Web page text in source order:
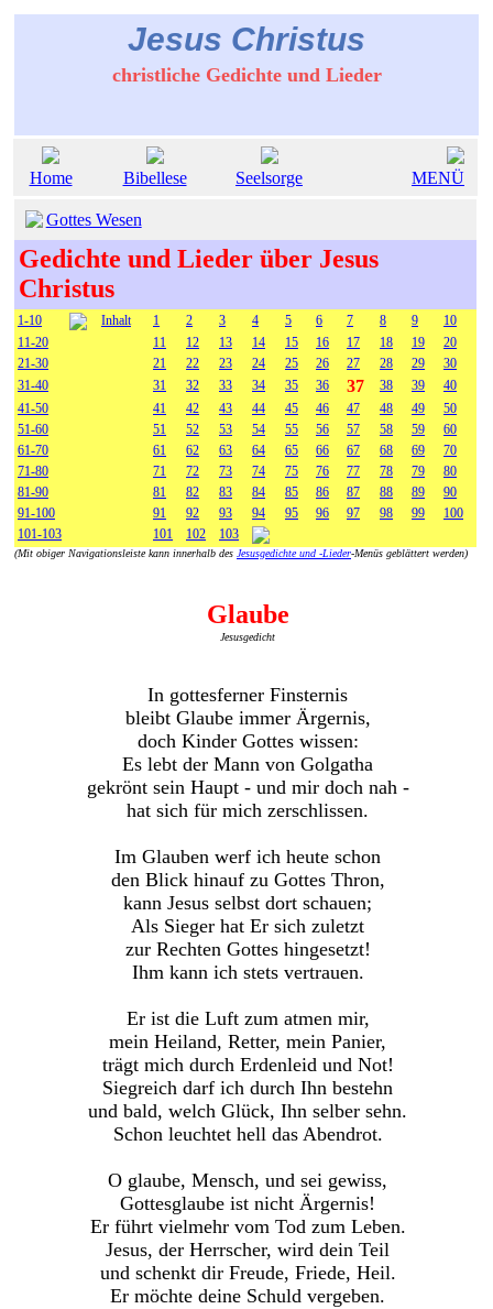
Jesus Christus
christliche Gedichte und Lieder
Home Bibellese Seelsorge MENÜ
Gottes Wesen
Gedichte und Lieder über Jesus
Christus
1-10 Inhalt 1 2 3 4 5 6 7 8 9
10
11-20
11 12 13 14 15 16 17 18 19
20
21-30
21 22 23 24 25 26 27 28 29
30
31-40
31 32 33 34 35 36 37 38 39
40
41-50
41 42 43 44 45 46 47 48 49
50
51-60
51 52 53 54 55 56 57 58 59
60
61-70
61 62 63 64 65 66 67 68 69
70
71-80
71 72 73 74 75 76 77 78 79
80
81-90
81 82 83 84 85 86 87 88 89
90
91-100
91 92 93 94 95 96 97 98 99
100
101-103
101 102 103
(Mit obiger Navigationsleiste kann innerhalb des Jesusgedichte und -Lieder-Menüs geblättert werden)
Glaube
Jesusgedicht
In gottesferner Finsternis
bleibt Glaube immer Ärgernis,
doch Kinder Gottes wissen:
Es lebt der Mann von Golgatha
gekrönt sein Haupt - und mir doch nah -
hat sich für mich zerschlissen.
Im Glauben werf ich heute schon
den Blick hinauf zu Gottes Thron,
kann Jesus selbst dort schauen;
Als Sieger hat Er sich zuletzt
zur Rechten Gottes hingesetzt!
Ihm kann ich stets vertrauen.
Er ist die Luft zum atmen mir,
mein Heiland, Retter, mein Panier,
trägt mich durch Erdenleid und Not!
Siegreich darf ich durch Ihn bestehn
und bald, welch Glück, Ihn selber sehn.
Schon leuchtet hell das Abendrot.
O glaube, Mensch, und sei gewiss,
Gottesglaube ist nicht Ärgernis!
Er führt vielmehr vom Tod zum Leben.
Jesus, der Herrscher, wird dein Teil
und schenkt dir Freude, Friede, Heil.
Er möchte deine Schuld vergeben.